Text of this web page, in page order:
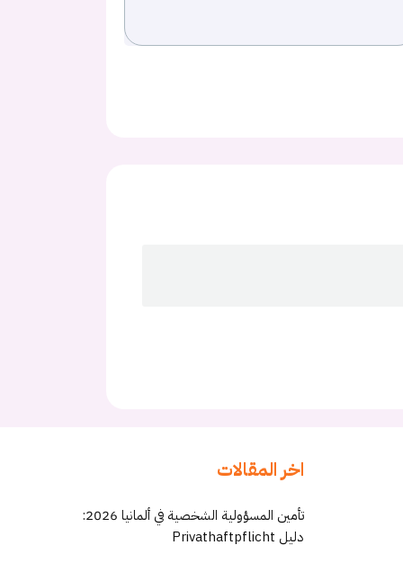
اخر المقالات
تأمين المسؤولية الشخصية في ألمانيا 2026:
دليل Privathaftpflicht